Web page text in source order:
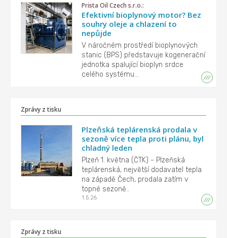
Prista Oil Czech s.r.o.:
Efektivní bioplynový motor? Bez
souhry oleje a chlazení to
nepůjde
V náročném prostředí bioplynových
stanic (BPS) představuje kogenerační
jednotka spalující bioplyn srdce
celého systému...
Zprávy z tisku
Plzeňská teplárenská prodala v
sezoně více tepla proti plánu, byl
chladný leden
Plzeň 1. května (ČTK) - Plzeňská
teplárenská, největší dodavatel tepla
na západě Čech, prodala zatím v
topné sezoně..
1.5.26
Zprávy z tisku